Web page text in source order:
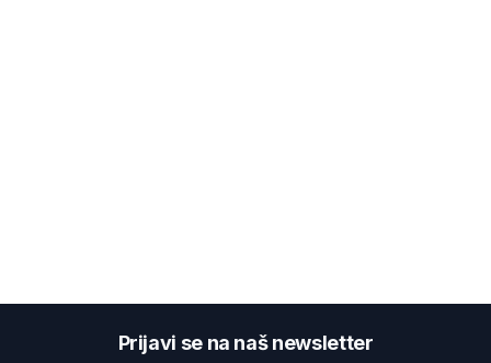
Prijavi se na naš newsletter